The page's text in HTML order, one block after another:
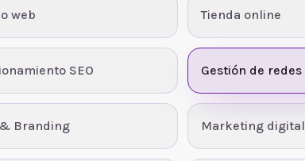
web Tienda online
SEO Gestión de redes
Branding Marketing digital